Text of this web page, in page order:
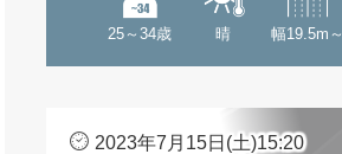
25～34歳 晴 幅19.5m～
2023年7月15日(土)15:20